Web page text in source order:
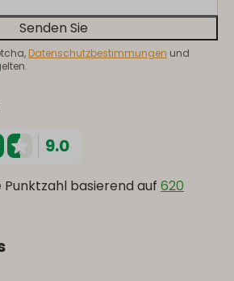
Senden Sie
Datenschutzbestimmungen und
9.0
basierend auf 620